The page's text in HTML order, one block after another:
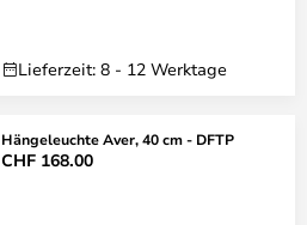
Lieferzeit: 8 - 12 Werktage
Hängeleuchte Aver, 40 cm - DFTP
CHF 168.00